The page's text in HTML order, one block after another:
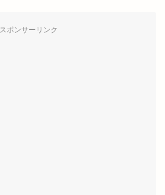
スポンサーリンク